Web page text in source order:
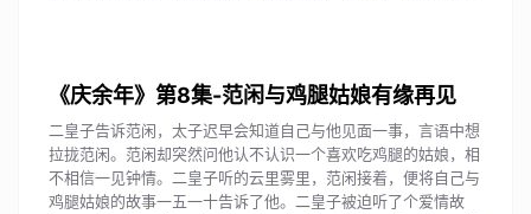
《庆余年》第8集-范闲与鸡腿姑娘有缘再见
二皇子告诉范闲，太子迟早会知道自己与他见面一事，言语中想
拉拢范闲。范闲却突然问他认不认识一个喜欢吃鸡腿的姑娘，相
不相信一见钟情。二皇子听的云里雾里，范闲接着，便将自己与
鸡腿姑娘的故事一五一十告诉了他。二皇子被迫听了个爱情故